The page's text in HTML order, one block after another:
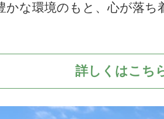
かな環境のもと、心が落
詳しくはこち